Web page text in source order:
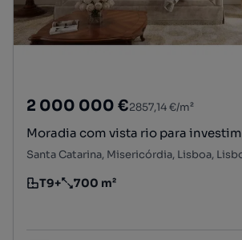
2 000 000 €2857,14 €/m²
Moradia com vista rio para
Santa Catarina, Misericórdia, Lisboa,
Tipologia
T9+
Preço por metro quadrado
700 m²